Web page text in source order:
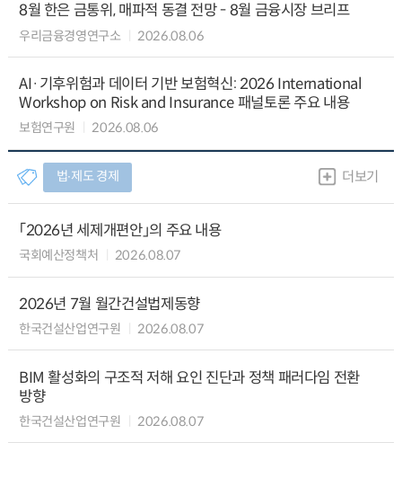
8월 한은 금통위, 매파적 동결 전망 - 8월 금융시장 브리프
우리금융경영연구소 2026.08.06
AI·기후위험과 데이터 기반 보험혁신: 2026 International
Workshop on Risk and Insurance 패널토론 주요 내용
보험연구원 2026.08.06
법∙제도 경제 더보기
「2026년 세제개편안」의 주요 내용
국회예산정책처 2026.08.07
2026년 7월 월간건설법제동향
한국건설산업연구원 2026.08.07
BIM 활성화의 구조적 저해 요인 진단과 정책 패러다임 전환
방향
한국건설산업연구원 2026.08.07